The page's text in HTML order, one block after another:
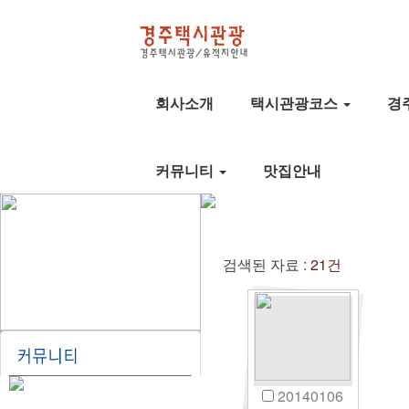
회사소개 택시관광코스 경
커뮤니티 맛집안내
검색된 자료 : 21건
20140106